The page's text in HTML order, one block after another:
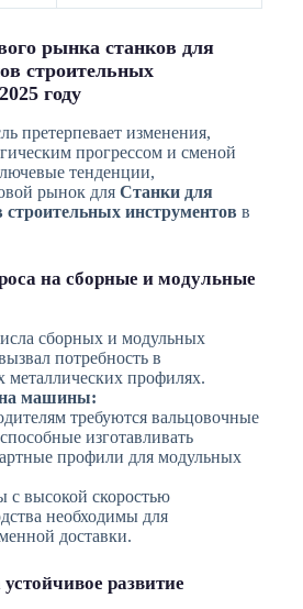
рынка станков для
строительных
году
претерпевает изменения,
прогрессом и сменой
тенденции,
рынок для Станки для
инструментов в
на сборные и модульные
сборных и модульных
потребность в
металлических профилях.
на машины:
требуются вальцовочные
изготавливать
профили для модульных
высокой скоростью
необходимы для
доставки.
развитие